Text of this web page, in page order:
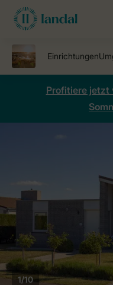
Profitiere jetzt
1/10